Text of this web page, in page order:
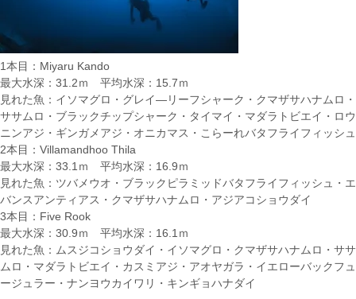
1本目：Miyaru Kando
最大水深：31.2ｍ 平均水深：15.7ｍ
見れた魚：イソマグロ・グレイ―リーフシャーク・クマザサハナムロ・
ササムロ・ブラックチップシャーク・タイマイ・マダラトビエイ・ロウ
ニンアジ・ギンガメアジ・オニカマス・こらーれバタフライフィッシュ
2本目：Villamandhoo Thila
最大水深：33.1ｍ 平均水深：16.9ｍ
見れた魚：ツバメウオ・ブラックピラミッドバタフライフィッシュ・エ
バンスアンティアス・クマザサハナムロ・アジアコショウダイ
3本目：Five Rook
最大水深：30.9ｍ 平均水深：16.1ｍ
見れた魚：ムスジコショウダイ・イソマグロ・クマザサハナムロ・ササ
ムロ・マダラトビエイ・カスミアジ・アオヤガラ・イエローバックフュ
ージュラー・ナンヨウカイワリ・キンギョハナダイ